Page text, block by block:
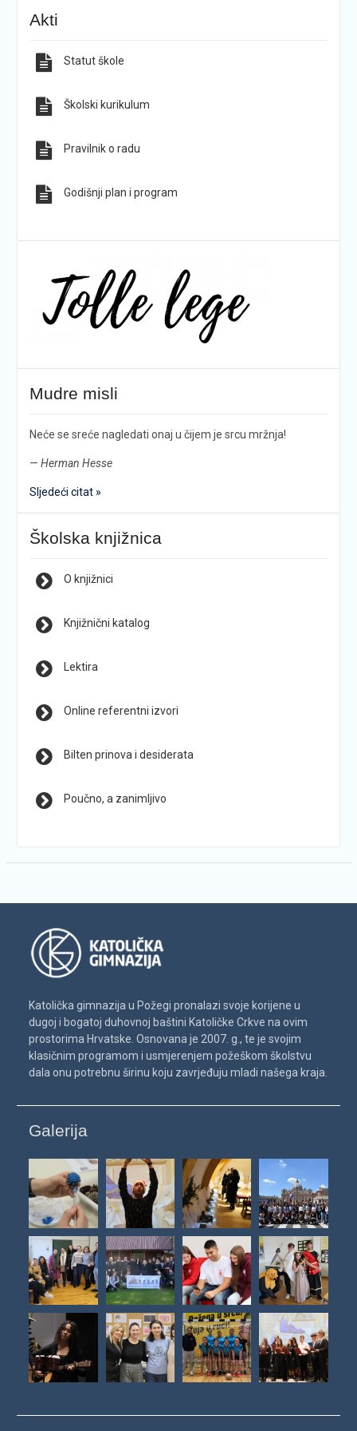
Akti
Statut škole
Školski kurikulum
Pravilnik o radu
Godišnji plan i program
Mudre misli
Neće se sreće nagledati onaj u čijem je srcu mržnja!
— Herman Hesse
Sljedeći citat »
Školska knjižnica
O knjižnici
Knjižnični katalog
Lektira
Online referentni izvori
Bilten prinova i desiderata
Poučno, a zanimljivo
Katolička gimnazija u Požegi pronalazi svoje korijene u
dugoj i bogatoj duhovnoj baštini Katoličke Crkve na ovim
prostorima Hrvatske. Osnovana je 2007. g., te je svojim
klasičnim programom i usmjerenjem požeškom školstvu
dala onu potrebnu širinu koju zavrjeđuju mladi našega kraja.
Galerija